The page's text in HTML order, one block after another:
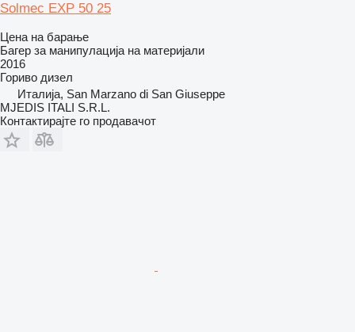
Solmec EXP 50 25
Цена на барање
Багер за манипулација на материјали
2016
Гориво дизел
Италија, San Marzano di San Giuseppe
MJEDIS ITALI S.R.L.
Контактирајте го продавачот